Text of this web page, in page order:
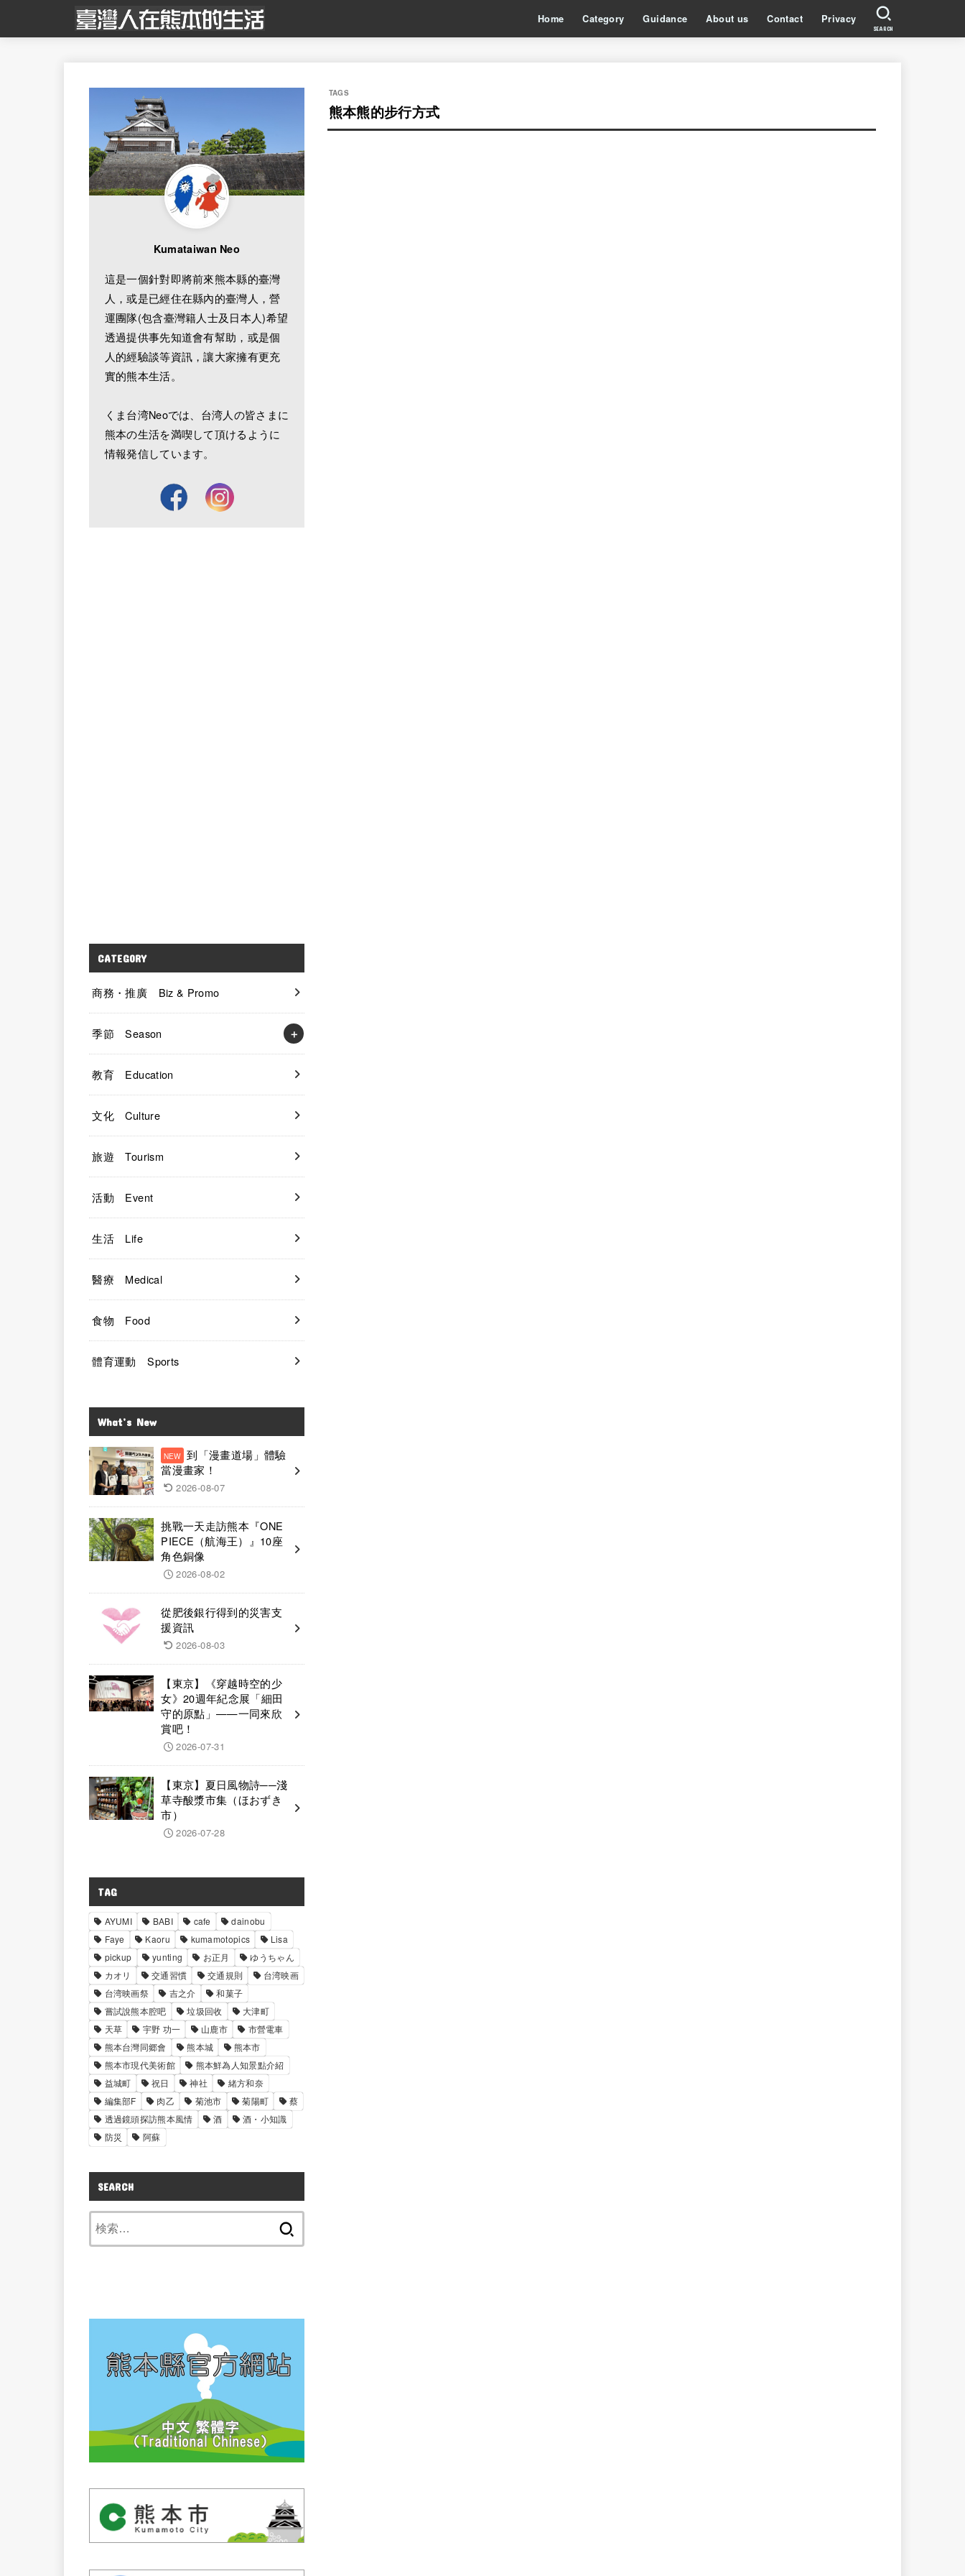
Home Category Guidance About us Contact Privacy
SEARCH
熊本熊的步行方式
Kumataiwan Neo
這是一個針對即將前來熊本縣的臺灣
人，或是已經住在縣內的臺灣人，營
運團隊(包含臺灣籍人士及日本人)希望
透過提供事先知道會有幫助，或是個
人的經驗談等資訊，讓大家擁有更充
實的熊本生活。
くま台湾Neoでは、台湾人の皆さまに
熊本の生活を満喫して頂けるように
情報発信しています。
CATEGORY
商務・推廣 Biz & Promo
季節 Season
教育 Education
文化 Culture
旅遊 Tourism
活動 Event
生活 Life
醫療 Medical
食物 Food
體育運動 Sports
What’s New
到「漫畫道場」體驗
當漫畫家！
2026-08-07
挑戰一天走訪熊本『ONE
PIECE（航海王）』10座
角色銅像
2026-08-02
從肥後銀行得到的災害支
援資訊
2026-08-03
【東京】《穿越時空的少
女》20週年紀念展「細田
守的原點」——一同來欣
賞吧！
2026-07-31
【東京】夏日風物詩──淺
草寺酸漿市集（ほおずき
市）
2026-07-28
TAG
AYUMI BABI cafe
dainobu
Faye
Kaoru kumamotopics
Lisa
pickup
yunting お正月
ゆうちゃん
カオリ
交通習慣 交通規則
台湾映画
台湾映画祭
吉之介
和菓子
嘗試說熊本腔吧
垃圾回收
大津町
天草
宇野 功一 山鹿市
市營電車
熊本台灣同郷會
熊本城
熊本市
熊本市現代美術館
熊本鮮為人知景點介紹
益城町
祝日 神社
緒方和奈
編集部F
肉乙 菊池市 菊陽町
蔡
透過鏡頭探訪熊本風情
酒
酒・小知識
防災
阿蘇
SEARCH